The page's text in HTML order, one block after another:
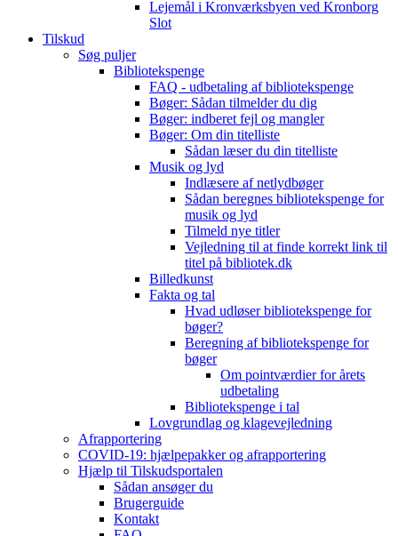
Lejemål i Kronværksbyen ved Kronborg
Slot
Tilskud
Søg puljer
Bibliotekspenge
FAQ - udbetaling af bibliotekspenge
Bøger: Sådan tilmelder du dig
Bøger: indberet fejl og mangler
Bøger: Om din titelliste
Sådan læser du din titelliste
Musik og lyd
Indlæsere af netlydbøger
Sådan beregnes bibliotekspenge for
musik og lyd
Tilmeld nye titler
Vejledning til at finde korrekt link til
titel på bibliotek.dk
Billedkunst
Fakta og tal
Hvad udløser bibliotekspenge for
bøger?
Beregning af bibliotekspenge for
bøger
Om pointværdier for årets
udbetaling
Bibliotekspenge i tal
Lovgrundlag og klagevejledning
Afrapportering
COVID-19: hjælpepakker og afrapportering
Hjælp til Tilskudsportalen
Sådan ansøger du
Brugerguide
Kontakt